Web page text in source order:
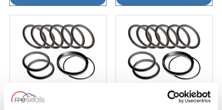
Volvo roterende wartelset
Yanmar roterende